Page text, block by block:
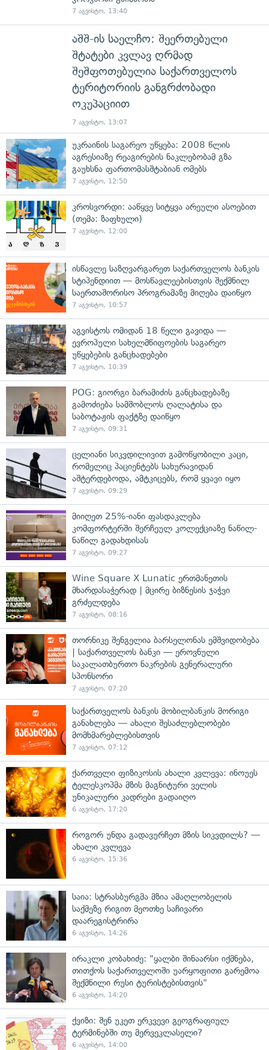
7 აგვისტო, 13:40
აშშ-ის საელჩო: შეერთებული
შტატები კვლავ ღრმად
შეშფოთებულია საქართველოს
ტერიტორიის განგრძობადი
ოკუპაციით
7 აგვისტო, 13:07
უკრაინის საგარეო უწყება: 2008 წლის
აგრესიაზე რეაგირების ნაკლებობამ გზა
გაუხსნა ფართომასშტაბიან ომებს
7 აგვისტო, 12:50
კროსვორდი: ააწყვე სიტყვა არეული ასოებით
(თემა: ზაფხული)
7 აგვისტო, 12:00
ისწავლე საზღვარგარეთ საქართველოს ბანკის
სტიპენდიით — მოსწავლეებისთვის შექმნილ
საერთაშორისო პროგრამაზე მიღება დაიწყო
7 აგვისტო, 10:57
აგვისტოს ომიდან 18 წელი გავიდა —
ევროპული სახელმწიფოების საგარეო
უწყებების განცხადებები
7 აგვისტო, 10:39
POG: გიორგი ბარამიძის განცხადებაზე
გამოძიება სამშობლოს ღალატისა და
საბოტაჟის ფაქტზე დაიწყო
7 აგვისტო, 09:31
ცელიანი სიკვდილივით გამოწყობილი კაცი,
რომელიც პაციენტებს სახურავიდან
აშტერდებოდა, ამტკიცებს, რომ ყვავი იყო
7 აგვისტო, 09:29
მიიღეთ 25%-იანი ფასდაკლება
კომფორტერში შერჩეულ კოლექციაზე ნაწილ-
ნაწილ გადახდისას
7 აგვისტო, 09:27
Wine Square X Lunatic ერთმანეთის
მხარდასაჭერად | მცირე ბიზნესის ჯაჭვი
გრძელდება
7 აგვისტო, 08:16
თორნიკე შენგელია ბარსელონას ემშვიდობება
| საქართველოს ბანკი — ეროვნული
საკალათბურთო ნაკრების გენერალური
სპონსორი
7 აგვისტო, 07:20
საქართველოს ბანკის მობილბანკის მორიგი
განახლება — ახალი შესაძლებლობები
მომხმარებლებისთვის
7 აგვისტო, 07:12
ქართველი ფიზიკოსის ახალი კვლევა: ინოუეს
ტელესკოპმა მზის მაგნიტური ველის
უნიკალური კადრები გადაიღო
6 აგვისტო, 17:20
როგორ უნდა გადავურჩეთ მზის სიკვდილს? —
ახალი კვლევა
6 აგვისტო, 15:36
საია: სტრასბურგმა მზია ამაღლობელის
საქმეზე რიგით მეოთხე საჩივარი
დაარეგისტრირა
6 აგვისტო, 14:26
ირაკლი კობახიძე: "ყალბი შინაარსი იქმნება,
თითქოს საქართველოში უარყოფითი გარემოა
შექმნილი რუსი ტურისტებისთვის"
6 აგვისტო, 14:20
ქვიზი: შენ უკეთ ერკვევი გეოგრაფიულ
ტერმინებში თუ მერვეკლასელი?
6 აგვისტო, 14:00